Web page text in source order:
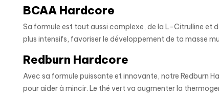
BCAA Hardcore
Sa formule est tout aussi complexe, de la L-Citrulline et
plus intensifs, favoriser le développement de ta masse
Redburn Hardcore
Avec sa formule puissante et innovante, notre Redburn
pour aider à mincir. Le thé vert va augmenter la